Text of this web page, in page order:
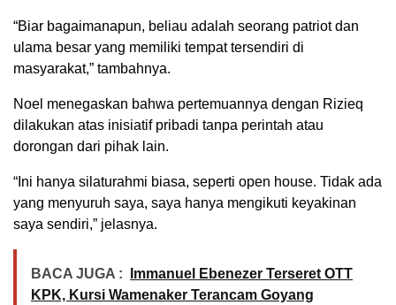
“Biar bagaimanapun, beliau adalah seorang patriot dan
ulama besar yang memiliki tempat tersendiri di
masyarakat,” tambahnya.
Noel menegaskan bahwa pertemuannya dengan Rizieq
dilakukan atas inisiatif pribadi tanpa perintah atau
dorongan dari pihak lain.
“Ini hanya silaturahmi biasa, seperti open house. Tidak ada
yang menyuruh saya, saya hanya mengikuti keyakinan
saya sendiri,” jelasnya.
BACA JUGA :
Immanuel Ebenezer Terseret OTT
KPK, Kursi Wamenaker Terancam Goyang